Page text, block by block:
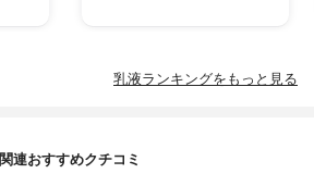
乳液ランキングをもっと見る
関連おすすめクチコミ